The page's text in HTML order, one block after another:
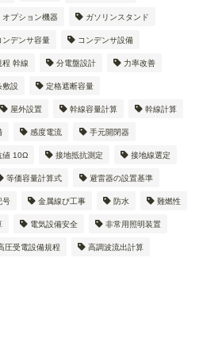
オプション機器 ガソリンスタンド
ンデンサ容量 コンデンサ設備
程 幹線 分電盤設計 力率改善
敷設 定格遮断容量
屋外設置 幹線容量計算 幹線計算
感度電流 手元開閉器
値 10Ω 接地抵抗測定 接地線選定
等価容量計算式 避雷器の設置基準
号 金属線ぴ工事 防水 難燃性
電気設備安全 非常用照明装置
圧受電設備規程 高調波流出計算